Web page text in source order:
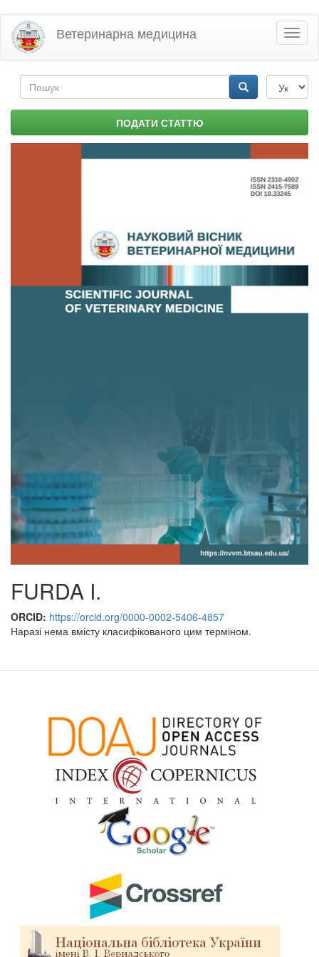
Перейти
основного
матеріалу
Ветеринарна медицина
Пошукова
форма ПОДАТИ СТАТТЮ
FURDA I.
ORCID: https://orcid.org/0000-0002-5406-4857
Наразі нема вмісту класифікованого цим терміном.